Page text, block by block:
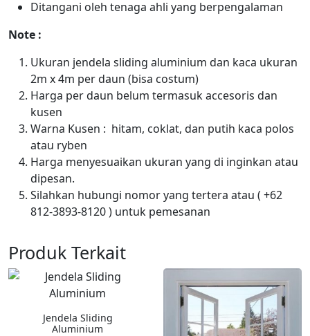
Ditangani oleh tenaga ahli yang berpengalaman
Note :
Ukuran jendela sliding aluminium dan kaca ukuran
2m x 4m per daun (bisa costum)
Harga per daun belum termasuk accesoris dan
kusen
Warna Kusen : hitam, coklat, dan putih kaca polos
atau ryben
Harga menyesuaikan ukuran yang di inginkan atau
dipesan.
Silahkan hubungi nomor yang tertera atau ( +62
812-3893-8120 ) untuk pemesanan
Produk Terkait
Jendela Sliding
Aluminium